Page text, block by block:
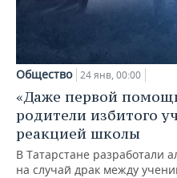
Общество 24 янв, 00:00
«Даже первой
родители избитого
реакцией школы
В Татарстане разработали
на случай драк между